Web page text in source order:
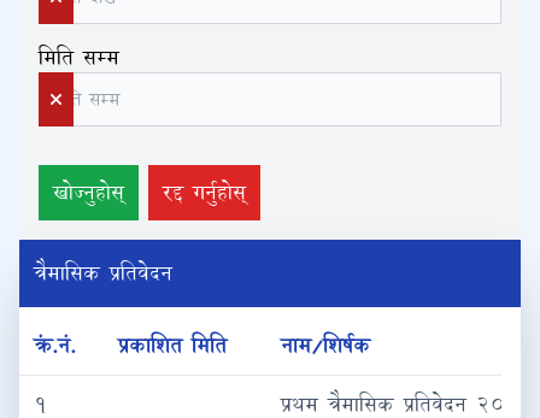
मिति सम्म
खोज्नुहोस् रद्द गर्नुहोस्
त्रैमासिक प्रतिवेदन
क्रं.नं. प्रकाशित मिति
नाम/शिर्षक
१
प्रथम त्रैमासिक प्रतिवेदन